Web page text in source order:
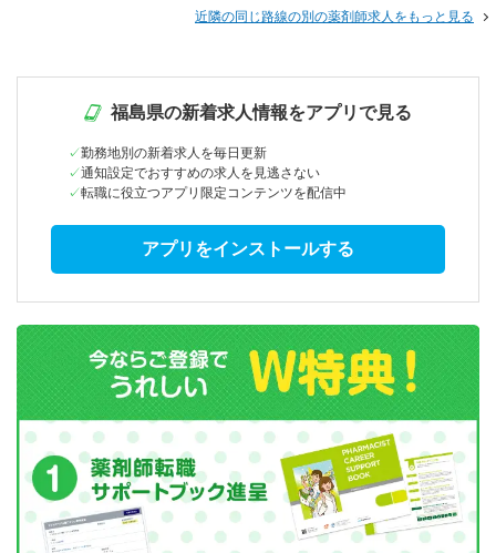
近隣の同じ路線の別の薬剤師求人をもっと見る
福島県の新着求人情報をアプリで見る
勤務地別の新着求人を毎日更新
通知設定でおすすめの求人を見逃さない
転職に役立つアプリ限定コンテンツを配信中
アプリをインストールする